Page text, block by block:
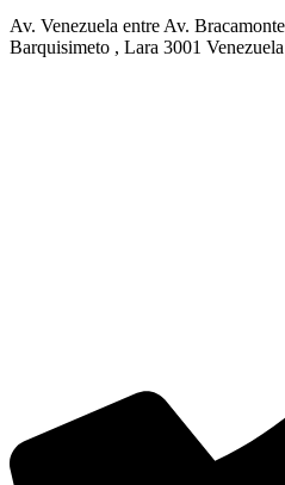
Av. Venezuela entre Av.
Barquisimeto , Lara 3001 Venezuela